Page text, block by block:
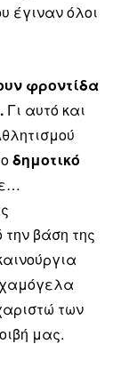
έγιναν όλοι
φροντίδα
Γι αυτό και
δημοτικό
βάση της
των
μας.